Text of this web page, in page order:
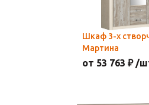
Шкаф 3-х
Мартина
от 53 763 ₽ /